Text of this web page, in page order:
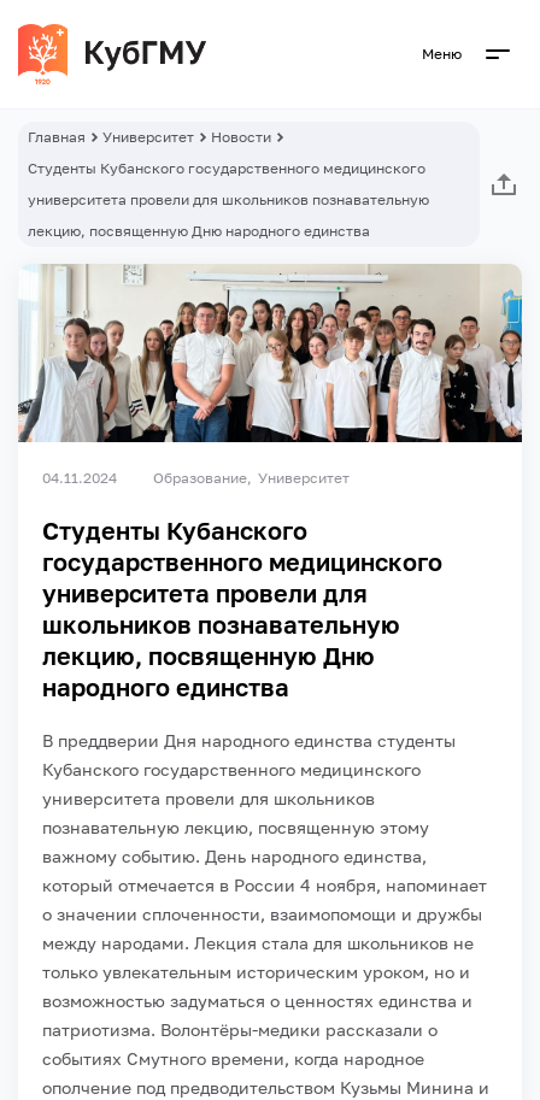
Меню
Главная Университет
Новости
Студенты Кубанского государственного медицинского
университета провели для школьников познавательную
лекцию, посвященную Дню народного единства
04.11.2024 Образование Университет
Студенты Кубанского
государственного медицинского
университета провели для
школьников познавательную
лекцию, посвященную Дню
народного единства
В преддверии Дня народного единства студенты
Кубанского государственного медицинского
университета провели для школьников
познавательную лекцию, посвященную этому
важному событию. День народного единства,
который отмечается в России 4 ноября, напоминает
о значении сплоченности, взаимопомощи и дружбы
между народами. Лекция стала для школьников не
только увлекательным историческим уроком, но и
возможностью задуматься о ценностях единства и
патриотизма. Волонтёры-медики рассказали о
событиях Смутного времени, когда народное
ополчение под предводительством Кузьмы Минина и